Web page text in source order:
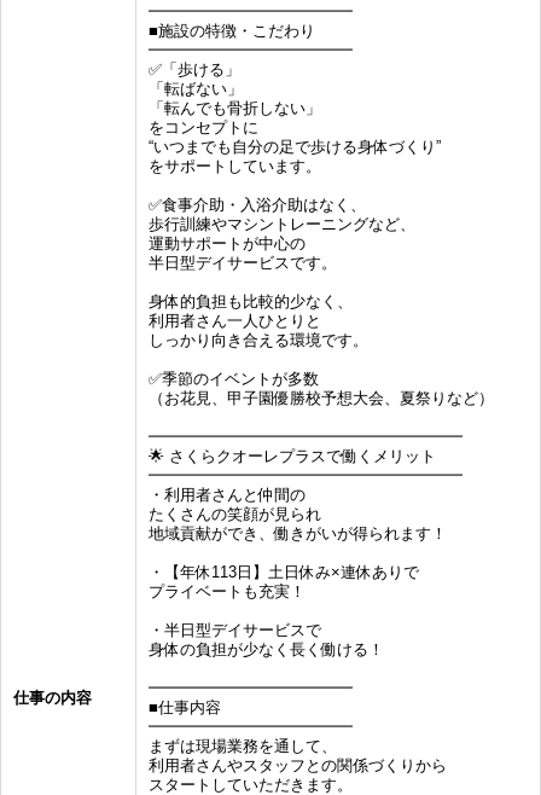
仕事の内容
━━━━━━━━━━━━━
■施設の特徴・こだわり
━━━━━━━━━━━━━
✅「歩ける」
「転ばない」
「転んでも骨折しない」
をコンセプトに
“いつまでも自分の足で歩ける身体づくり”
をサポートしています。
✅食事介助・入浴介助はなく、
歩行訓練やマシントレーニングなど、
運動サポートが中心の
半日型デイサービスです。
身体的負担も比較的少なく、
利用者さん一人ひとりと
しっかり向き合える環境です。
✅季節のイベントが多数
（お花見、甲子園優勝校予想大会、夏祭りなど）
━━━━━━━━━━━━━━━━━━━━
🌟 さくらクオーレプラスで働くメリット
━━━━━━━━━━━━━━━━━━━━
・利用者さんと仲間の
たくさんの笑顔が見られ
地域貢献ができ、働きがいが得られます！
・【年休113日】土日休み×連休ありで
プライベートも充実！
・半日型デイサービスで
身体の負担が少なく長く働ける！
━━━━━━━━━━━━━
■仕事内容
━━━━━━━━━━━━━
まずは現場業務を通して、
利用者さんやスタッフとの関係づくりから
スタートしていただきます。